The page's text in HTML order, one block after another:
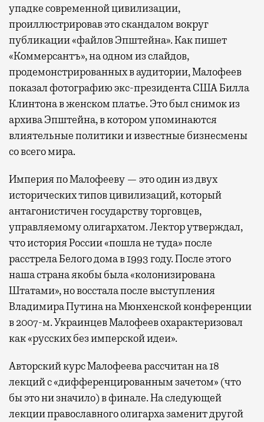
упадке современной цивилизации,
проиллюстрировав это скандалом вокруг
публикации «файлов Эпштейна». Как пишет
«Коммерсантъ», на одном из слайдов,
продемонстрированных в аудитории, Малофеев
показал фотографию экс-президента США Билла
Клинтона в женском платье. Это был снимок из
архива Эпштейна, в котором упоминаются
влиятельные политики и известные бизнесмены
со всего мира.
Империя по Малофееву — это один из двух
исторических типов цивилизаций, который
антагонистичен государству торговцев,
управляемому олигархатом. Лектор утверждал,
что история России «пошла не туда» после
расстрела Белого дома в 1993 году. После этого
наша страна якобы была «колонизирована
Штатами», но восстала после выступления
Владимира Путина на Мюнхенской конференции
в 2007-м. Украинцев Малофеев охарактеризовал
как «русских без имперской идеи».
Авторский курс Малофеева рассчитан на 18
лекций с «дифференцированным зачетом» (что
бы это ни значило) в финале. На следующей
лекции православного олигарха заменит другой